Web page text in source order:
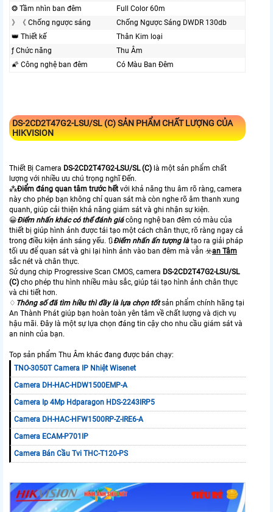
❂ Tầm nhìn ban đêm
Full Color 60m
》《 Chống ngược sáng
Chống Ngược Sáng DWDR 130db
👑 Thiết kế
Thân Kim loại
ƒ Chức năng
Thu Âm
🌠 Công nghệ ban đêm
Có Màu Ban Ðêm
DS-2CD2T47G2-LSU/SL (C)SẢN PHẨM CHẤT LƯỢNG CỦA
HIKVISION
Thiết Bị Camera DS-2CD2T47G2-LSU/SL (C) là một sản phẩm chất
lượng với nhiều ưu chú trọng nghĩ Đến.
⁂Điểm đáng quan tâm trước hết với khả năng thu âm rõ ràng, camera
này cho phép bạn không chỉ quan sát mà còn nghe rõ âm thanh xung
quanh, giúp cải thiện khả năng giám sát và ghi nhận sự kiện.
😀Điểm nhấn khác có thể đánh giácông nghệ ban đêm có màu của
thiết bị giúp hình ảnh được tái tạo một cách chân thực, rõ ràng ngay cả
trong điều kiện ánh sáng yếu. 🔃Điểm nhấn ấn tượng làtạo ra giải pháp
tối ưu để quan sát và ghi lại hình ảnh vào ban đêm mà vẫn ☣️an Tâm
sắc nét và chân thực.
Sử dụng chip Progressive Scan CMOS, camera DS-2CD2T47G2-LSU/SL
(C) cho phép thu hình nhiều màu sắc, giúp tái tạo hình ảnh chân thực
và chi tiết hơn.
♢ Thông số đã tìm hiều thì đầy là lựa chọn tốtsản phẩm chính hãng tại
An Thành Phát giúp bạn hoàn toàn yên tâm về chất lượng và dịch vụ
hậu mãi. Đây là một sự lựa chọn đáng tin cậy cho nhu cầu giám sát và
an ninh của bạn.
Top sản phẩm Thu Âm khác đang được bán chạy:
TNO-3050T Camera IP Nhiệt Wisenet
Camera DH-HAC-HDW1500EMP-A
Camera Ip 4Mp Hdparagon HDS-2243IRP5
Camera DH-HAC-HFW1500RP-Z-IRE6-A
Camera ECAM-P701IP
Camera Bán Cầu Tvi THC-T120-PS